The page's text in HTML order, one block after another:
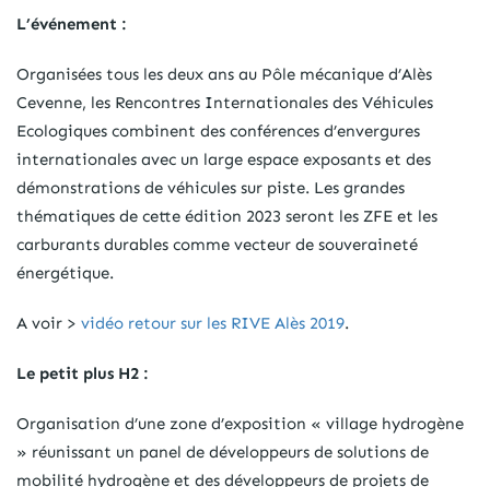
L’événement :
Organisées tous les deux ans au Pôle mécanique d’Alès
Cevenne, les Rencontres Internationales des Véhicules
Ecologiques combinent des conférences d’envergures
internationales avec un large espace exposants et des
démonstrations de véhicules sur piste. Les grandes
thématiques de cette édition 2023 seront les ZFE et les
carburants durables comme vecteur de souveraineté
énergétique.
A voir > vidéo retour sur les RIVE Alès 2019.
Le petit plus H2 :
Organisation d’une zone d’exposition « village hydrogène
» réunissant un panel de développeurs de solutions de
mobilité hydrogène et des développeurs de projets de